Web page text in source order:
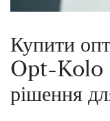
Купити
Opt-Kolo
рішення